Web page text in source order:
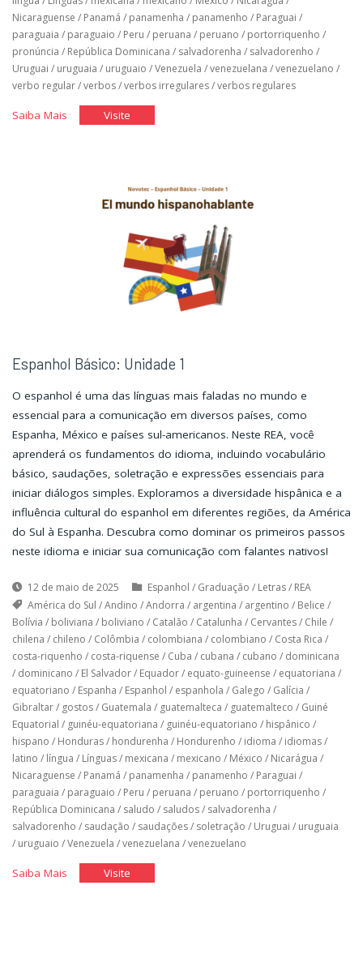
Nicaraguense / Panamá / panamenha / panamenho / Paraguai /
paraguaia / paraguaio / Peru / peruana / peruano / portorriquenho /
pronúncia / República Dominicana / salvadorenha / salvadorenho /
Uruguai / uruguaia / uruguaio /Venezuela /venezuelana /venezuelano /
verbo regular/verbos/verbos irregulares/verbos regulares
Saiba Mais"EspanholVisite"Espanhol
Espanhol Básico: Unidade 1
O espanhol é uma das línguas mais faladas no mundo e
essencial para a comunicação em diversos países, como
Espanha, México e países sul-americanos. Neste REA, você
aprenderá os fundamentos do idioma, incluindo vocabulário
básico, saudações, soletração e expressões essenciais para
iniciar diálogos simples. Exploramos a diversidade hispânica e a
influência cultural do espanhol em diferentes regiões, da América
do Sul à Espanha. Descubra como dominar os primeiros passos
neste idioma e iniciar sua comunicação com falantes nativos!
12 de maio de 2025 Espanhol / Graduação / Letras/ REA
América do Sul /Andino /Andorra / argentina / argentino / Belice /
Bolívia / boliviana / boliviano / Catalão / Catalunha / Cervantes/ Chile /
chilena / chileno / Colômbia / colombiana / colombiano / Costa Rica /
costa-riquenho / costa-riquense / Cuba / cubana / cubano / dominicana
/ dominicano / El Salvador/ Equador/ equato-guineense / equatoriana /
equatoriano / Espanha / Espanhol / espanhola / Galego / Galícia /
Gibraltar/ gostos/ Guatemala / guatemalteca / guatemalteco / Guiné
Equatorial / guinéu-equatoriana / guinéu-equatoriano / hispânico /
hispano / Honduras/ hondurenha / Hondurenho / idioma / idiomas/
latino / língua / Línguas/ mexicana / mexicano / México / Nicarágua /
Nicaraguense / Panamá / panamenha / panamenho / Paraguai /
paraguaia / paraguaio / Peru / peruana / peruano / portorriquenho /
República Dominicana / saludo / saludos/ salvadorenha /
salvadorenho / saudação / saudações/ soletração / Uruguai / uruguaia
/ uruguaio /Venezuela /venezuelana /venezuelano
Saiba Mais"EspanholVisite"Espanhol